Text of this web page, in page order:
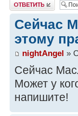
Ответить
Сейчас
этому
nightAngel »
Сейчас
Может у
напишите!